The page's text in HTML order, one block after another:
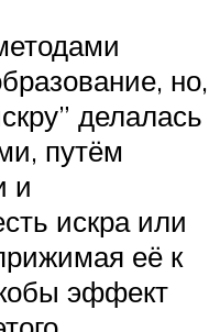
но,
делалась
путём
и
искра или
её к
эффект